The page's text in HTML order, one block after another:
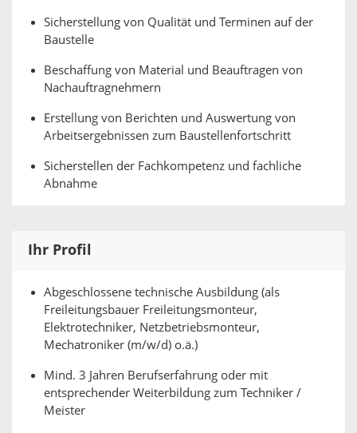
Sicherstellung von Qualität und Terminen auf der
Baustelle
Beschaffung von Material und Beauftragen von
Nachauftragnehmern
Erstellung von Berichten und Auswertung von
Arbeitsergebnissen zum Baustellenfortschritt
Sicherstellen der Fachkompetenz und fachliche
Abnahme
Ihr Profil
Abgeschlossene technische Ausbildung (als
Freileitungsbauer Freileitungsmonteur,
Elektrotechniker, Netzbetriebsmonteur,
Mechatroniker (m/w/d) o.ä.)
Mind. 3 Jahren Berufserfahrung oder mit
entsprechender Weiterbildung zum Techniker /
Meister